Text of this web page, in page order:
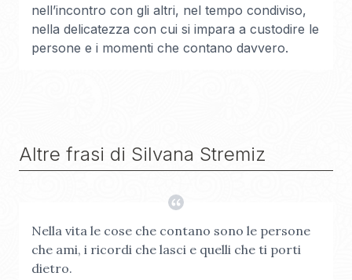
nell’incontro con gli altri, nel tempo condiviso,
nella delicatezza con cui si impara a custodire le
persone e i momenti che contano davvero.
Altre frasi di Silvana Stremiz
Nella vita le cose che contano sono le persone
che ami, i ricordi che lasci e quelli che ti porti
dietro.